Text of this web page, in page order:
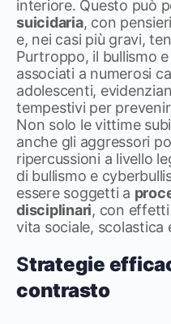
interiore. Questo può
suicidaria, con
e, nei casi più gravi,
Purtroppo, il bullismo
associati a numerosi
adolescenti,
tempestivi per
Non solo le vittime
anche gli aggressori
ripercussioni a livello
di bullismo e
essere soggetti a
disciplinari, con
vita sociale, scolastica
Strategie
contrasto